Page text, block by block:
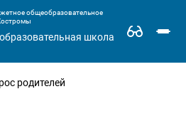
общеобразовательное
школа
родителей